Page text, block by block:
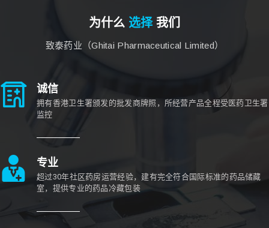
为什么 选择我们
致泰药业（Ghitai Pharmaceutical Limited）
诚信
拥有香港卫生署颁发的批发商牌照，所经营产品全程受医药卫生署
监控
专业
超过30年社区药房运营经验，建有完全符合国际标准的药品储藏
室，提供专业的药品冷藏包装